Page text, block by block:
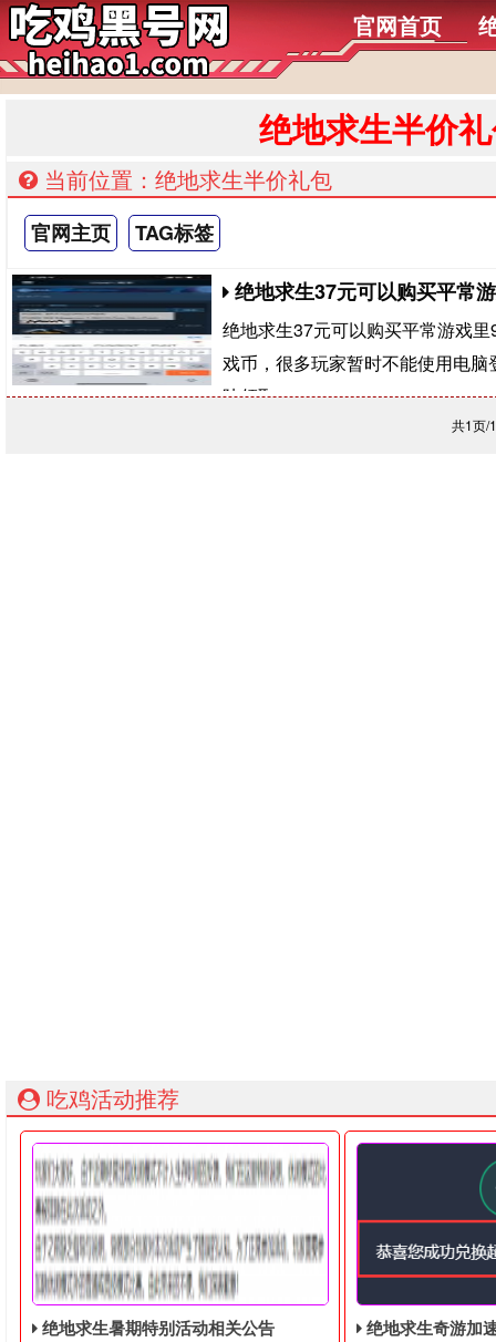
官网首页
绝地求生半价
当前位置：绝地求生半价礼包
官网主页 TAG标签
绝地求生37元可以购买平常
绝地求生37元可以购买平常游戏
戏币，很多玩家暂时不能使用电
陆领取
共1页/
吃鸡活动推荐
绝地求生暑期特别活动相关公告 绝地求生奇游加速器免